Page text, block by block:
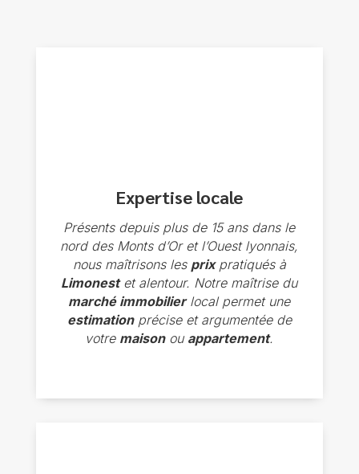
Expertise locale
Présents depuis plus de 15 ans dans le
nord des Monts d’Or et l’Ouest lyonnais,
nous maîtrisons les prixpratiqués à
Limonestet alentour. Notre maîtrise du
marché immobilierlocal permet une
estimationprécise et argumentée de
votre maisonou appartement.